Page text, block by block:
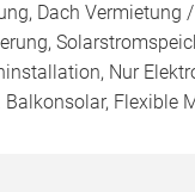
Dach Vermietung
Nur
Flexible